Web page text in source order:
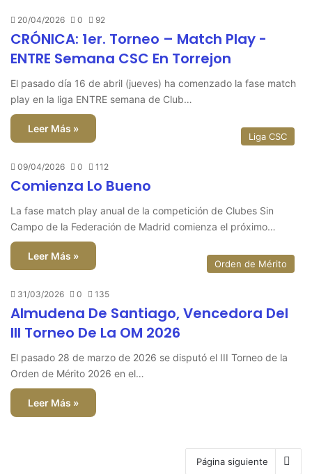
20/04/2026 0 92
CRÓNICA: 1er. Torneo – Match Play -
ENTRE Semana CSC En Torrejon
El pasado día 16 de abril (jueves) ha comenzado la fase match
play en la liga ENTRE semana de Club…
Leer Más »
Liga CSC
09/04/2026 0 112
Comienza Lo Bueno
La fase match play anual de la competición de Clubes Sin
Campo de la Federación de Madrid comienza el próximo…
Leer Más »
Orden de Mérito
31/03/2026 0 135
Almudena De Santiago, Vencedora Del
III Torneo De La OM 2026
El pasado 28 de marzo de 2026 se disputó el III Torneo de la
Orden de Mérito 2026 en el…
Leer Más »
Página siguiente